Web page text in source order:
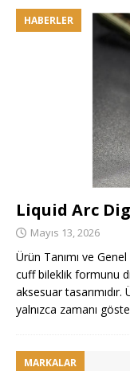
HABERLER
Liquid Arc
Mayıs 13, 2026
Ürün Tanımı ve
cuff bileklik formunu
aksesuar
yalnızca zamanı
MARKALAR